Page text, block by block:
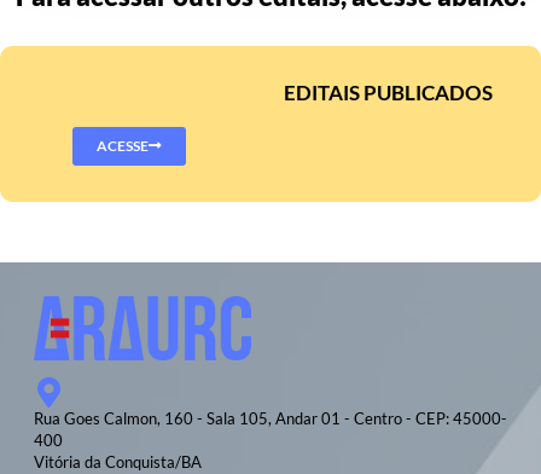
EDITAIS PUBLICADOS
ACESSE
Rua Goes Calmon, 160 - Sala 105, Andar 01 - Centro - CEP: 45000-
400
Vitória da Conquista/BA